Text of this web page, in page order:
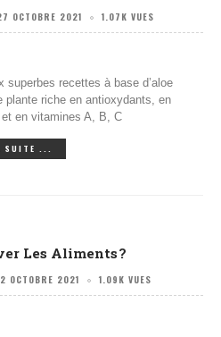
OCTOBRE 2021 1.07K VUES
superbes recettes à base d’aloe
plante riche en antioxydants, en
en vitamines A, B, C
SUITE ...
Les Aliments ?
OCTOBRE 2021 1.09K VUES